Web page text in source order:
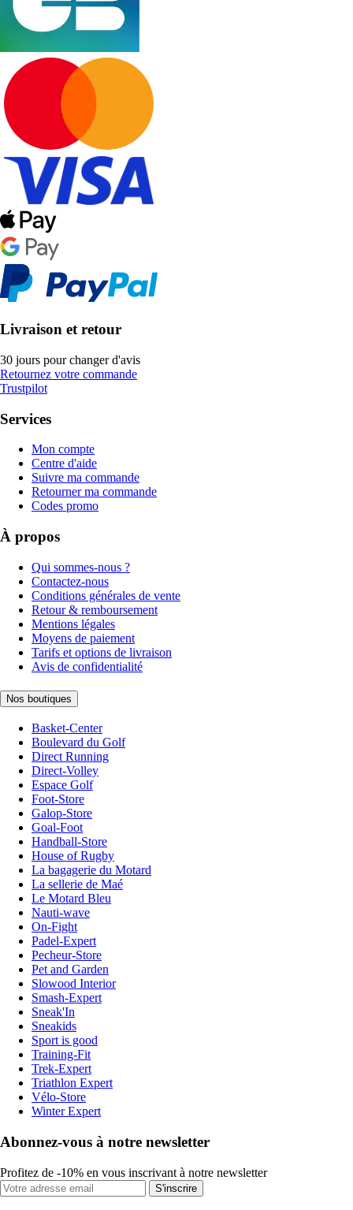
Livraison et retour
30 jours pour changer d'avis
Retournez votre commande
Trustpilot
Services
Mon compte
Centre d'aide
Suivre ma commande
Retourner ma commande
Codes promo
À propos
Qui sommes-nous ?
Contactez-nous
Conditions générales de vente
Retour & remboursement
Mentions légales
Moyens de paiement
Tarifs et options de livraison
Avis de confidentialité
Nos boutiques
Basket-Center
Boulevard du Golf
Direct Running
Direct-Volley
Espace Golf
Foot-Store
Galop-Store
Goal-Foot
Handball-Store
House of Rugby
La bagagerie du Motard
La sellerie de Maé
Le Motard Bleu
Nauti-wave
On-Fight
Padel-Expert
Pecheur-Store
Pet and Garden
Slowood Interior
Smash-Expert
Sneak'In
Sneakids
Sport is good
Training-Fit
Trek-Expert
Triathlon Expert
Vélo-Store
Winter Expert
Abonnez-vous à notre newsletter
Profitez de -10% en vous inscrivant à notre newsletter
S'inscrire